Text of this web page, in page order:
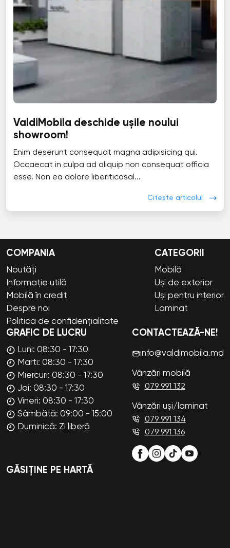
ValdiMobila deschide ușile noului
showroom!
Enim deserunt consequat magna adipisicing qui.
Occaecat in culpa ad aliquip non consequat officia
esse. Non ea dolore liberiticosal...
Citește articolul
COMPANIA
Noutăți
Informație utilă
Mobilă în credit
Despre noi
Politica de confidențialitate
CATEGORII
Mobilă
Uși de exterior
Uși pentru interior
Laminat
GRAFIC DE LUCRU
Luni: 08:30 - 17:30
Marti: 08:30 - 17:30
Miercuri: 08:30 - 17:30
Joi: 08:30 - 17:30
Vineri: 08:30 - 17:30
Sâmbătă: 09:00 - 15:00
Duminică: Zi liberă
CONTACTEAZĂ-NE!
info@valdimobila.md
Vânzări mobilă
079 991 132
Vânzări uși/laminat
079 991 134
079 991 136
GĂSIȚINE PE HARTĂ